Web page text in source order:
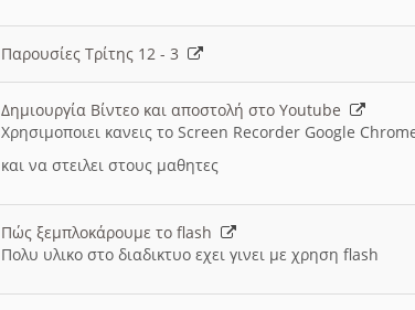
Παρουσίες Τρίτης 12 - 3
Δημιουργία Βίντεο και αποστολή στο Youtube
Χρησιμοποιει κανεις το Screen Recorder Google
και να στειλει στους μαθητες
Πώς ξεμπλοκάρουμε το flash
Πολυ υλικο στο διαδικτυο εχει γινει με χρηση flash